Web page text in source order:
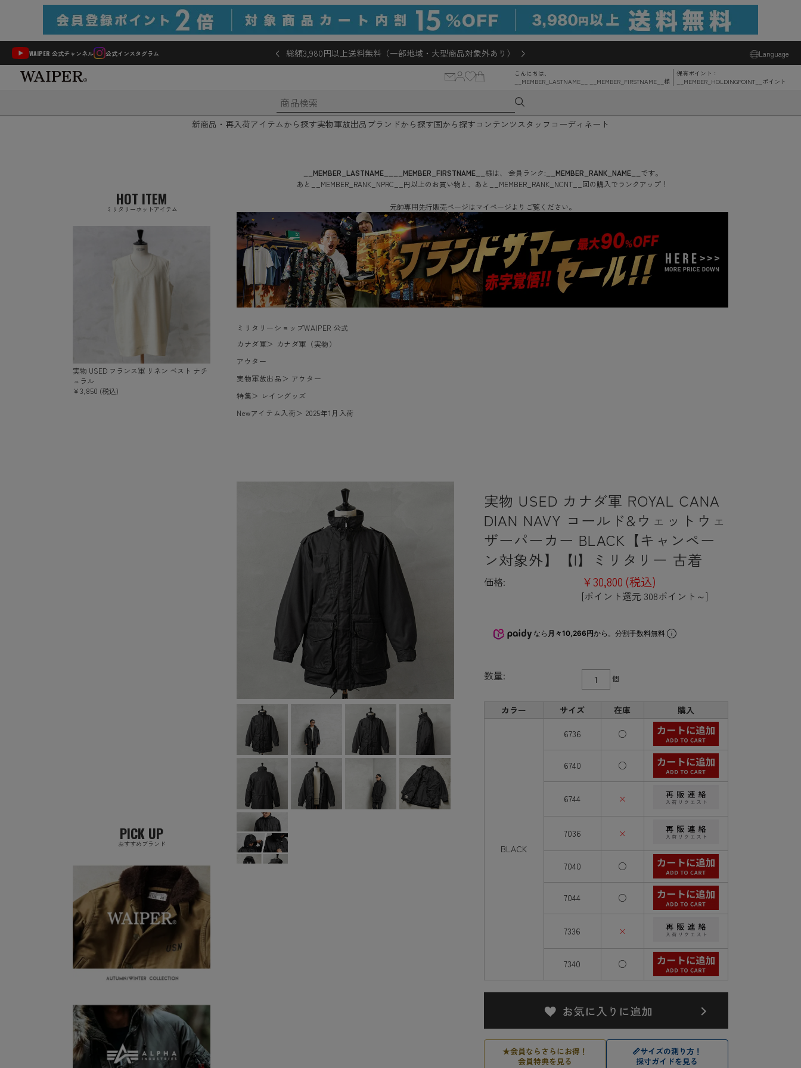
WAIPER 公式チャンネル 公式インスタグラム 総額3,980円以上送料無料（一部地域・大型商品対象外あり） Language
こんにちは、
__MEMBER_LASTNAME__ __MEMBER_FIRSTNAME__ 様
保有ポイント：
__MEMBER_HOLDINGPOINT__
ポイント
新商品・再入荷アイテムから探す実物軍放出品 ブランドから探す国から探す コンテンツ スタッフコーディネート
__MEMBER_LASTNAME__ __MEMBER_FIRSTNAME__ 様は、 会員ランク: __MEMBER_RANK_NAME__ です。
あと
__MEMBER_RANK_NPRC__ 円以上のお買い物と、あと __MEMBER_RANK_NCNT__ 回の購入でランクアップ！
元帥専用先行販売ページはマイページよりご覧ください。
ミリタリーショップWAIPER 公式
カナダ軍＞ カナダ軍（実物）
アウター
実物軍放出品 ＞ アウター
特集＞ レイングッズ
Newアイテム入荷＞ 2025年1月入荷
実物 USED カナダ軍 ROYAL CANA
DIAN NAVY コールド&ウェットウェ
ザーパーカー BLACK【キャンペー
ン対象外】【I】ミリタリー 古着
価格: ¥30,800 (税込)
[ポイント還元 308ポイント～]
なら 月々10,266円から。分割手数料無料
数量: 個
カラー サイズ 在庫 購入
BLACK
6736 ○
6740 ○
6744 ×
7036 ×
7040 ○
7044 ○
7336 ×
7340 ○
★会員ならさらにお得！
会員特典を見る
📏サイズの測り方！
採寸ガイドを見る
HOT ITEM
ミリタリーホットアイテム
実物 USED フランス軍 リネン ベスト ナチ
ュラル
￥3,850 (税込)
PICK UP
おすすめブランド